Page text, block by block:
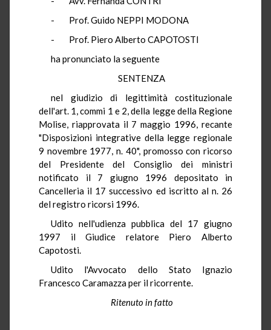
- Prof. Guido NEPPI MODONA
- Prof. Piero Alberto CAPOTOSTI
ha pronunciato la seguente
SENTENZA
nel giudizio di legittimità costituzionale
dell'art. 1, commi 1 e 2, della legge della Regione
Molise, riapprovata il 7 maggio 1996, recante
"Disposizioni integrative della legge regionale
9 novembre 1977, n. 40", promosso con ricorso
del Presidente del Consiglio dei ministri
notificato il 7 giugno 1996 depositato in
Cancelleria il 17 successivo ed iscritto al n. 26
del registro ricorsi 1996.
Udito nell'udienza pubblica del 17 giugno
1997 il Giudice relatore Piero Alberto
Capotosti.
Udito l'Avvocato dello Stato Ignazio
Francesco Caramazza per il ricorrente.
Ritenuto in fatto